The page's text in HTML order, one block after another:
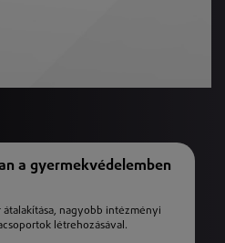
a gyermekvédelemben
nagyobb intézményi
létrehozásával.